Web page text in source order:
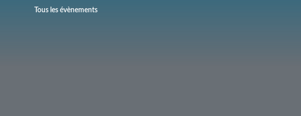
Tous les évènements